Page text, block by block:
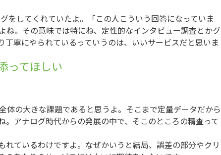
してくれていたよ。「この人こういう回答になっていま
。その意味では特にね、定性的なインタビュー調査とかグ
寧にやられているっていうのは、いいサービスだと思いま
ってほしい
の大きな課題であると思うよ。そこまで定量データだから
アナログ時代からの発展の中で、そこのところの精査って
ているわけですよ。なぜかいうと結局、誤差の部分やクリ